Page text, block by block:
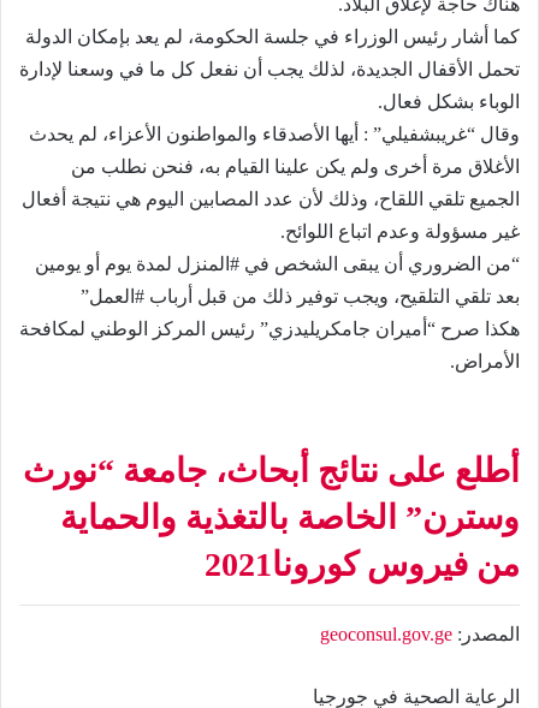
هناك حاجة لإغلاق البلاد.
كما أشار رئيس الوزراء في جلسة الحكومة، لم يعد بإمكان الدولة
تحمل الأقفال الجديدة، لذلك يجب أن نفعل كل ما في وسعنا لإدارة
الوباء بشكل فعال.
وقال “غريبشفيلي” : أيها الأصدقاء والمواطنون الأعزاء، لم يحدث
الأغلاق مرة أخرى ولم يكن علينا القيام به، فنحن نطلب من
الجميع تلقي اللقاح، وذلك لأن عدد المصابين اليوم هي نتيجة أفعال
غير مسؤولة وعدم اتباع اللوائح.
“من الضروري أن يبقى الشخص في #المنزل لمدة يوم أو يومين
بعد تلقي التلقيح، ويجب توفير ذلك من قبل أرباب #العمل”
هكذا صرح “أميران جامكريليدزي” رئيس المركز الوطني لمكافحة
الأمراض.
أطلع على نتائج أبحاث، جامعة “نورث
وسترن” الخاصة بالتغذية والحماية
من فيروس كورونا2021
المصدر: geoconsul.gov.ge
الرعاية الصحية في جورجيا